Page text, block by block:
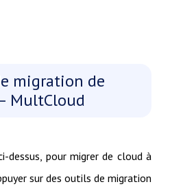
migration de
MultCloud
dessus, pour migrer de cloud à
sur des outils de migration